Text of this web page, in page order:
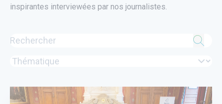
inspirantes interviewées par nos journalistes.